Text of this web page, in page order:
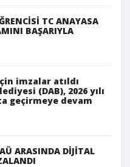
TC ANAYASA
BAŞARIYLA
imzalar atıldı
(DAB), 2026 yılı
geçirmeye devam
ARASINDA DİJİTAL